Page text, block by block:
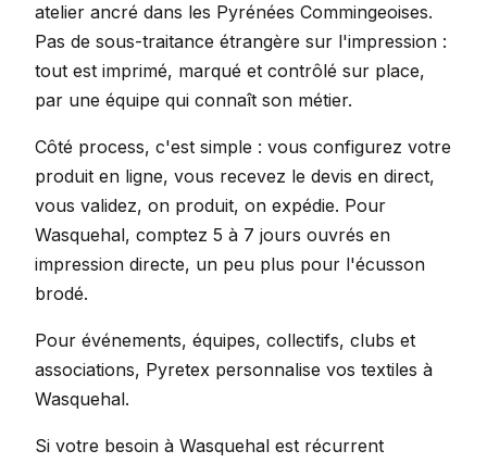
atelier ancré dans les Pyrénées Commingeoises.
Pas de sous-traitance étrangère sur l'impression :
tout est imprimé, marqué et contrôlé sur place,
par une équipe qui connaît son métier.
Côté process, c'est simple : vous configurez votre
produit en ligne, vous recevez le devis en direct,
vous validez, on produit, on expédie. Pour
Wasquehal, comptez 5 à 7 jours ouvrés en
impression directe, un peu plus pour l'écusson
brodé.
Pour événements, équipes, collectifs, clubs et
associations, Pyretex personnalise vos textiles à
Wasquehal.
Si votre besoin à Wasquehal est récurrent